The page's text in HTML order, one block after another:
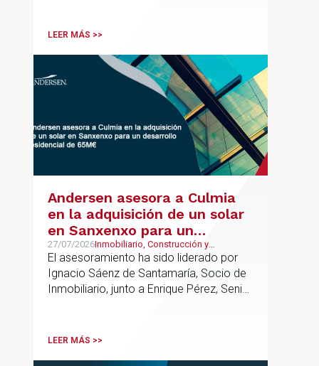
Latinoamérica y otros mercados
LEER MÁS >>
Andersen asesora a Culmia
en la adquisición de un solar
en Sanxenxo para un
desarrollo residencial de
65M€
27/07/2026Inmobiliario, Construcción y
Urbanismo
El asesoramiento ha sido liderado por
Ignacio Sáenz de Santamaría, Socio de
Inmobiliario, junto a Enrique Pérez, Senior
Morales, Socio, Pablo López, Asociado
LEER MÁS >>